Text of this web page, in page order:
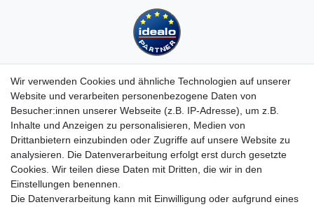
Kundenservice
Hotline: 07452 - 847 162 0
Kontakt
Anmelden
Registrieren
Newsletter
Wir verwenden Cookies und ähnliche Technologien auf unserer
Website und verarbeiten personenbezogene Daten von
Besucher:innen unserer Webseite (z.B. IP-Adresse), um z.B.
Inhalte und Anzeigen zu personalisieren, Medien von
Drittanbietern einzubinden oder Zugriffe auf unsere Website zu
analysieren. Die Datenverarbeitung erfolgt erst durch gesetzte
Cookies. Wir teilen diese Daten mit Dritten, die wir in den
Einstellungen benennen.
Die Datenverarbeitung kann mit Einwilligung oder aufgrund eines